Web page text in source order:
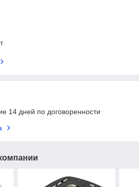
14 дней по договоренности